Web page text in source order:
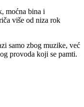
moćna bina i
više od niza rok
samo zbog muzike, već
provoda koji se pamti.